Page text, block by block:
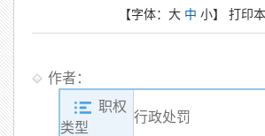
【字体： 大 中 小】 打印
作者：
职权
类型
行政处罚